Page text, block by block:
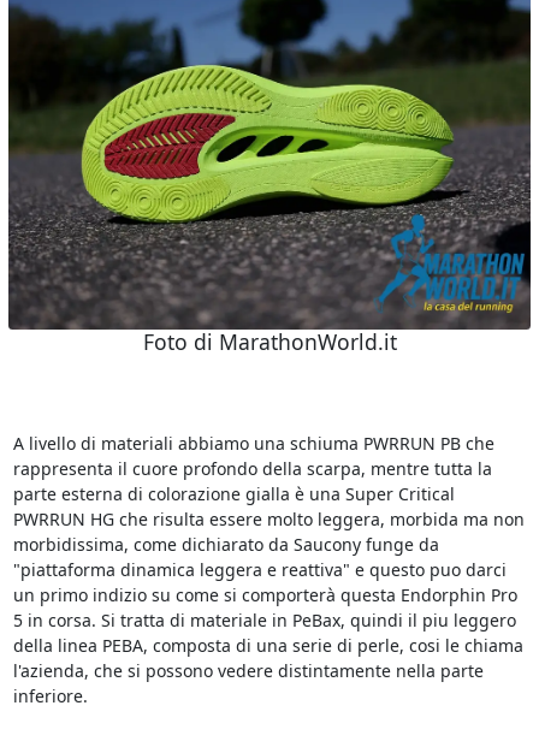
Foto di MarathonWorld.it
A livello di materiali abbiamo una schiuma PWRRUN PB che
rappresenta il cuore profondo della scarpa, mentre tutta la
parte esterna di colorazione gialla è una Super Critical
PWRRUN HG che risulta essere molto leggera, morbida ma non
morbidissima, come dichiarato da Saucony funge da
"piattaforma dinamica leggera e reattiva" e questo puo darci
un primo indizio su come si comporterà questa Endorphin Pro
5 in corsa. Si tratta di materiale in PeBax, quindi il piu leggero
della linea PEBA, composta di una serie di perle, cosi le chiama
l'azienda, che si possono vedere distintamente nella parte
inferiore.